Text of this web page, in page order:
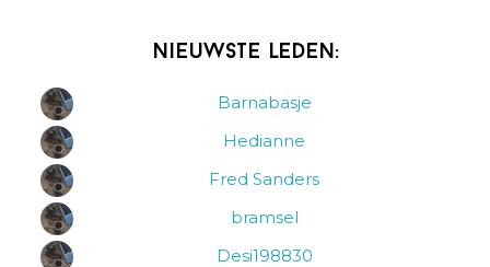
Nieuwste leden:
Barnabasje
Hedianne
Fred Sanders
bramsel
Desi198830